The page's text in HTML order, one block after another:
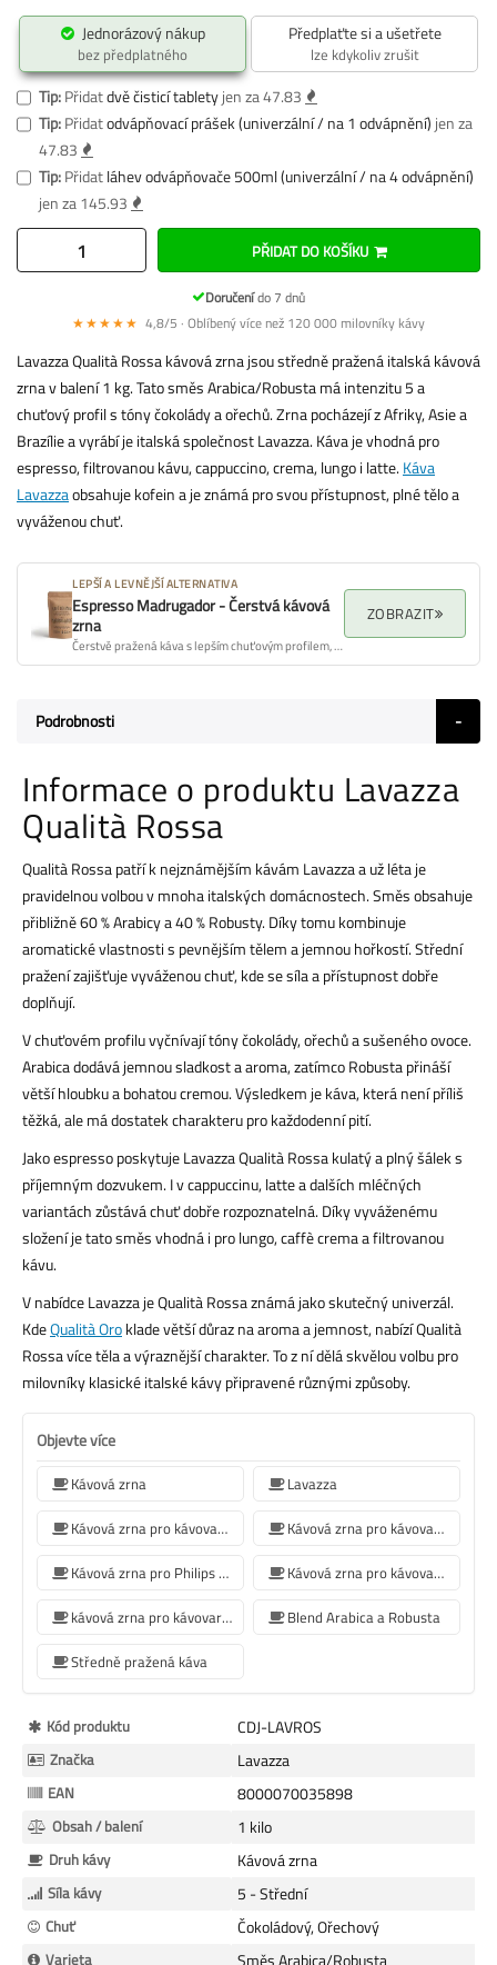
Jednorázový nákup
bez předplatného
Předplaťte si a ušetřete
lze kdykoliv zrušit
Tip:Přidatdvě čisticí tabletyjen za 47.83
Tip:Přidatodvápňovací prášek (univerzální / na 1 odvápnění) jen za
47.83
Tip:Přidatláhev odvápňovače 500ml (univerzální / na 4 odvápnění)
jen za 145.93
PŘIDAT DO KOŠÍKU
Doručenído 7 dnů
★★★★★ 4,8/5 · Oblíbený více než 120 000 milovníky kávy
Lavazza Qualità Rossa kávová zrna jsou středně pražená italská kávová
zrna v balení 1 kg. Tato směs Arabica/Robusta má intenzitu 5 a
chuťový profil s tóny čokolády a ořechů. Zrna pocházejí z Afriky, Asie a
Brazílie a vyrábí je italská společnost Lavazza. Káva je vhodná pro
espresso, filtrovanou kávu, cappuccino, crema, lungo i latte. Káva
Lavazzaobsahuje kofein a je známá pro svou přístupnost, plné tělo a
vyváženou chuť.
LEPŠÍ A LEVNĚJŠÍ ALTERNATIVA
Espresso Madrugador - Čerstvá kávová
zrna
Čerstvě pražená káva s lepším chuťovým profilem, aroma a celkovou kvalitou.
ZOBRAZIT
Podrobnosti
Informace o produktu Lavazza
Qualità Rossa
Qualità Rossa patří k nejznámějším kávám Lavazza a už léta je
pravidelnou volbou v mnoha italských domácnostech. Směs obsahuje
přibližně 60 % Arabicy a 40 % Robusty. Díky tomu kombinuje
aromatické vlastnosti s pevnějším tělem a jemnou hořkostí. Střední
pražení zajišťuje vyváženou chuť, kde se síla a přístupnost dobře
doplňují.
V chuťovém profilu vyčnívají tóny čokolády, ořechů a sušeného ovoce.
Arabica dodává jemnou sladkost a aroma, zatímco Robusta přináší
větší hloubku a bohatou cremou. Výsledkem je káva, která není příliš
těžká, ale má dostatek charakteru pro každodenní pití.
Jako espresso poskytuje Lavazza Qualità Rossa kulatý a plný šálek s
příjemným dozvukem. I v cappuccinu, latte a dalších mléčných
variantách zůstává chuť dobře rozpoznatelná. Díky vyváženému
složení je tato směs vhodná i pro lungo, caffè crema a filtrovanou
kávu.
V nabídce Lavazza je Qualità Rossa známá jako skutečný univerzál.
KdeQualità Oroklade větší důraz na aroma a jemnost, nabízí Qualità
Rossa více těla a výraznější charakter. To z ní dělá skvělou volbu pro
milovníky klasické italské kávy připravené různými způsoby.
Objevte více
Kávová zrna
Lavazza
Kávová zrna pro kávovar Jura
Kávová zrna pro kávovar De'Longhi
Kávová zrna pro Philips kávovar
Kávová zrna pro kávovar Krups
kávová zrna pro kávovar Siemens
Blend Arabica a Robusta
Středně pražená káva
Více
informací
Kód produktu CDJ-LAVROS
Značka Lavazza
EAN 8000070035898
Obsah / balení 1 kilo
Druh kávy Kávová zrna
Síla kávy 5 - Střední
Chuť Čokoládový, Ořechový
Varieta Směs Arabica/Robusta